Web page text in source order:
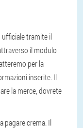
tramite il
il modulo
per la
inserite. Il
la merce, dovrete
pagare crema. Il